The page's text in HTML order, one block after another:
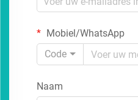
Mobiel/WhatsApp
Code
Naam